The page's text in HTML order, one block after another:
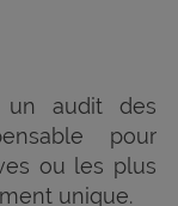
un audit des
pour
ou les plus
unique.